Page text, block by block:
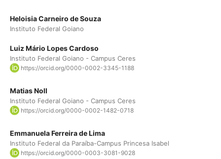
Heloisia Carneiro de Souza
Instituto Federal Goiano
Luiz Mário Lopes Cardoso
Instituto Federal Goiano - Campus Ceres
https://orcid.org/0000-0002-3345-1188
Matias Noll
Instituto Federal Goiano - Campus Ceres
https://orcid.org/0000-0002-1482-0718
Emmanuela Ferreira de Lima
Instituto Federal da Paraíba-Campus Princesa Isabel
https://orcid.org/0000-0003-3081-9028